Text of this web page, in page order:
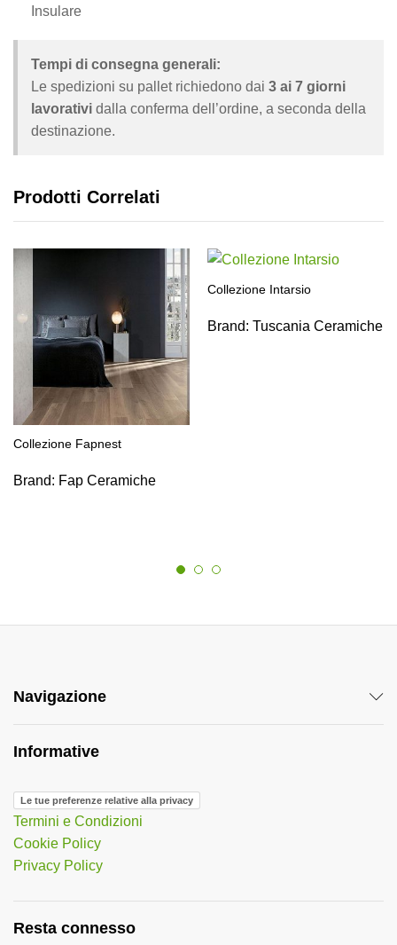
Insulare
Tempi di consegna generali:
Le spedizioni su pallet richiedono dai 3 ai 7 giorni
lavorativi dalla conferma dell’ordine, a seconda della
destinazione.
Prodotti Correlati
Collezione Fapnest
Brand: Fap Ceramiche
Collezione Intarsio
Brand: Tuscania Ceramiche
Navigazione
Informative
Le tue preferenze relative alla privacy
Termini e Condizioni
Cookie Policy
Privacy Policy
Resta connesso